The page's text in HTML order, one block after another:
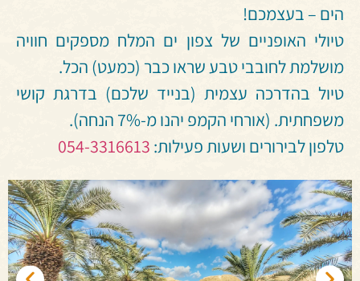
הים – בעצמכם!
טיולי האופניים של צפון ים המלח מספקים חוויה
מושלמת לחובבי טבע שראו כבר (כמעט) הכל.
טיול בהדרכה עצמית (בנייד שלכם) בדרגת קושי
משפחתית. (אורחי הקמפ יהנו מ-7% הנחה).
טלפון לבירורים ושעות פעילות: 054-3316613